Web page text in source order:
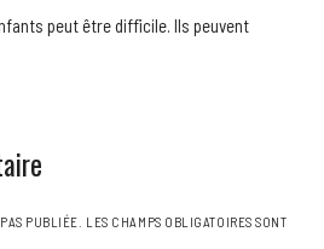
peut être difficile. Ils peuvent
PUBLIÉE.
LES CHAMPS OBLIGATOIRES SONT